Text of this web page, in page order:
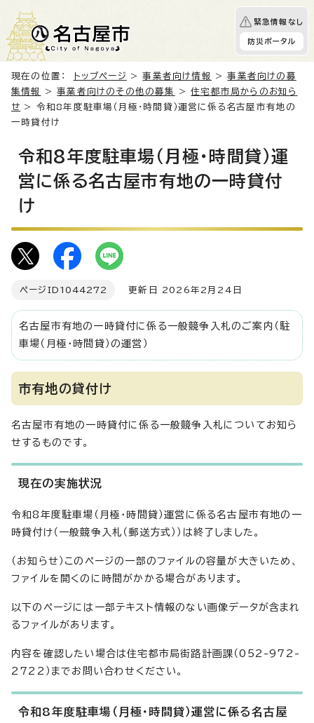
緊急情報なし
防災ポータル
現在の位置： トップページ >事業者向け情報 >事業者向けの募
集情報
>事業者向けのその他の募集 >住宅都市局からのお知ら
せ > 令和8年度駐車場（月極・時間貸）運営に係る名古屋市有地の
一時貸付け
令和8年度駐車場（月極・時間貸）運
営に係る名古屋市有地の一時貸付
け
ページID 1044272 更新日 2026年2月24日
名古屋市有地の一時貸付に係る一般競争入札のご案内（駐
車場（月極・時間貸）の運営）
市有地の貸付け
名古屋市有地の一時貸付に係る一般競争入札についてお知ら
せするものです。
現在の実施状況
令和8年度駐車場（月極・時間貸）運営に係る名古屋市有地の一
時貸付け（一般競争入札（郵送方式））は終了しました。
（お知らせ）このページの一部のファイルの容量が大きいため、
ファイルを開くのに時間がかかる場合があります。
以下のページには一部テキスト情報のない画像データが含まれ
るファイルがあります。
内容を確認したい場合は住宅都市局街路計画課（052-972-
2722）までお問い合わせください。
令和8年度駐車場（月極・時間貸）運営に係る名古屋